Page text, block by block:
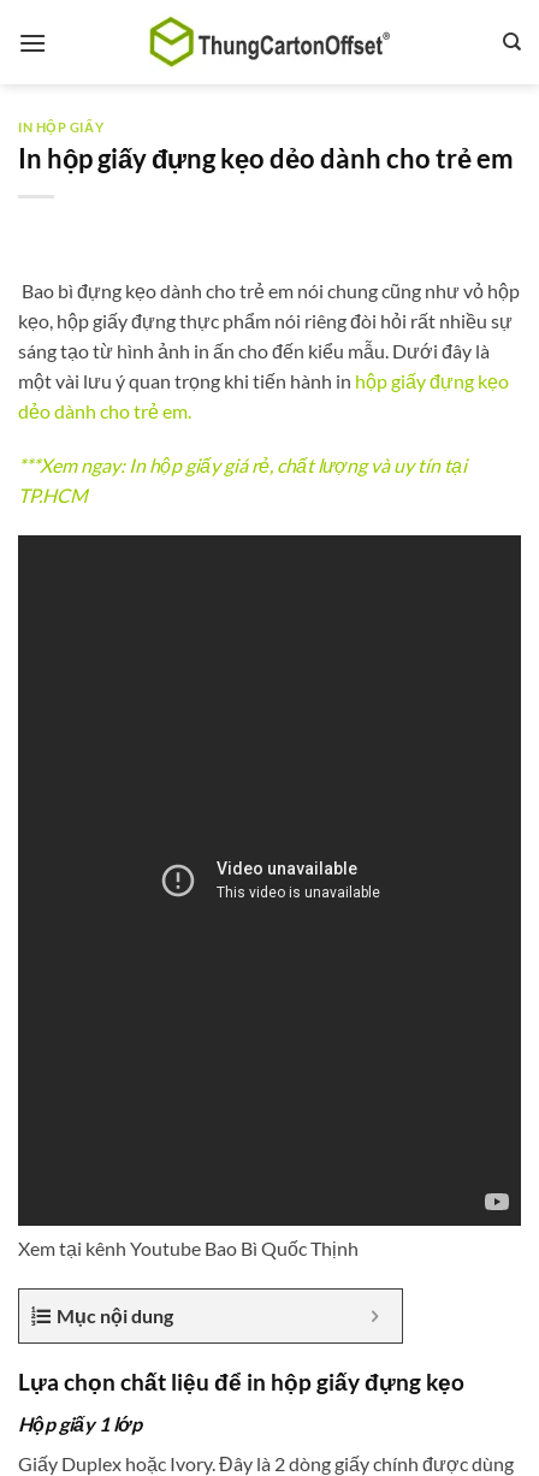
qua
IN HỘP GIẤY
In hộp giấy đựng kẹo dẻo dành cho trẻ em
Bao bì đựng kẹo dành cho trẻ em nói chung cũng như vỏ hộp
kẹo, hộp giấy đựng thực phẩm nói riêng đòi hỏi rất nhiều sự
sáng tạo từ hình ảnh in ấn cho đến kiểu mẫu. Dưới đây là
một vài lưu ý quan trọng khi tiến hành in hộp giấy đựng kẹo
dẻo dành cho trẻ em.
***Xem ngay: In hộp giấy giá rẻ, chất lượng và uy tín tại
TP.HCM
Xem tại kênh Youtube Bao Bì Quốc Thịnh
Mục nội dung
Lựa chọn chất liệu để in hộp giấy đựng kẹo
Hộp giấy 1 lớp
Giấy Duplex hoặc Ivory. Đây là 2 dòng giấy chính được dùng